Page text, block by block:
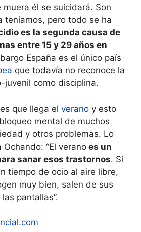
él se suicidará. Son
teníamos, pero todo se ha
es la segunda causa de
entre 15 y 29 años en
España es el único país
que todavía no reconoce la
juvenil como disciplina.
que llega el verano y esto
mental de muchos
y otros problemas. Lo
“El verano es un
sanar esos trastornos. Si
tiempo de ocio al aire libre,
muy bien, salen de sus
pantallas”.